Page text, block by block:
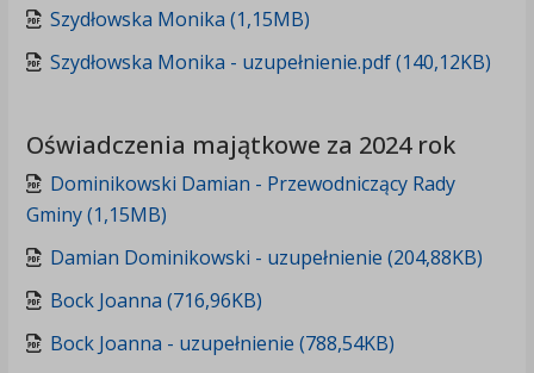
Szydłowska Monika (1,15MB)
Szydłowska Monika - uzupełnienie.pdf (140,12KB)
Oświadczenia majątkowe za 2024 rok
Dominikowski Damian - Przewodniczący Rady
Gminy (1,15MB)
Damian Dominikowski - uzupełnienie (204,88KB)
Bock Joanna (716,96KB)
Bock Joanna - uzupełnienie (788,54KB)